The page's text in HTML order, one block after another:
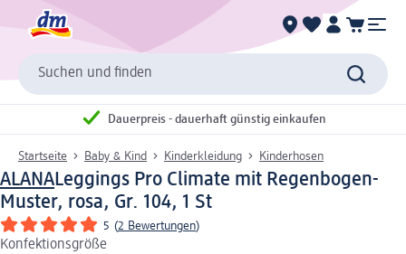
Suchen und finden
Dauerpreis - dauerhaft günstig einkaufen
Startseite Baby & Kind Kinderkleidung Kinderhosen
ALANALeggings Pro Climate mit Regenbogen-
Muster, rosa, Gr. 104, 1 St
5 (2 Bewertungen)
Konfektionsgröße